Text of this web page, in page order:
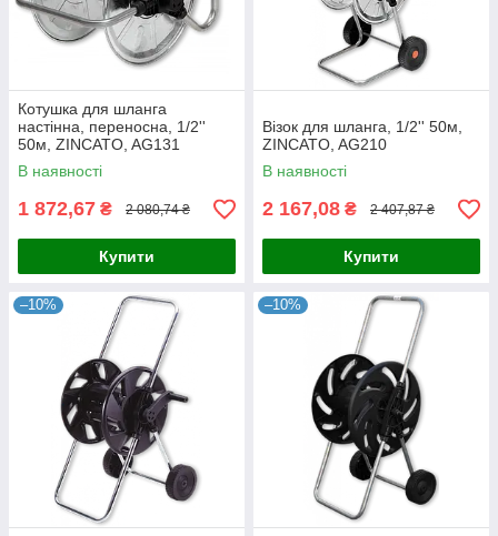
Котушка для шланга
настінна, переносна, 1/2''
50м, ZINCATO, AG131
В наявності
1 872,67 ₴ 2 080,74 ₴
Купити
Візок для шланга, 1/2'' 50м,
ZINCATO, AG210
В наявності
2 167,08 ₴ 2 407,87 ₴
Купити
–10% –10%